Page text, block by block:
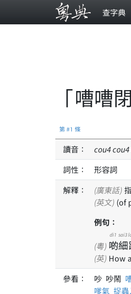
查字典
「嘈嘈
第 #1 條
讀音： cou4cou4
詞性：
形容詞
解釋：
(廣東話)
(英文) (of
例句：
(粵) 啲
di1
細
sai3
(英) How
參看：
吵 吵鬧
嗲氣 捉